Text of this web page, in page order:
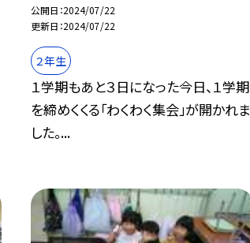
公開日 2024/07/22
更新日 2024/07/22
２年生
１学期もあと３日になった今日、１学期
を締めくくる「わくわく集会」が開かれま
した。...